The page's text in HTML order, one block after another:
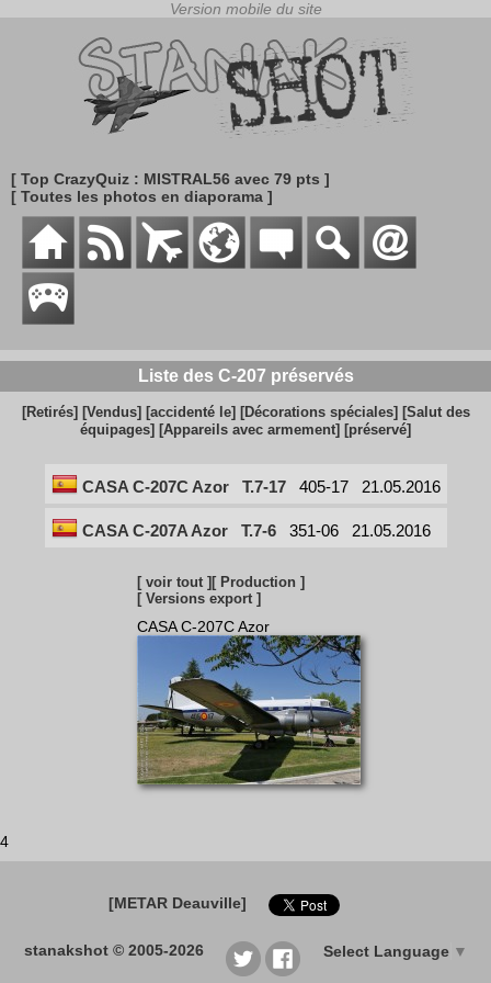
[ Top CrazyQuiz : MISTRAL56 avec 79 pts ]
[ Toutes les photos en diaporama ]
Liste des C-207 préservés
[Retirés] [Vendus] [accidenté le] [Décorations spéciales] [Salut des
équipages] [Appareils avec armement] [préservé]
CASA C-207C Azor T.7-17 405-17 21.05.2016
CASA C-207A Azor T.7-6 351-06 21.05.2016
[ voir tout ] [ Production ]
[ Versions export ]
CASA C-207C Azor
4
[METAR Deauville]
stanakshot © 2005-2026 Select Language ▼